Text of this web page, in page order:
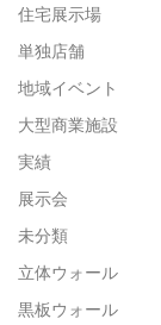
住宅展示場
単独店舗
地域イベント
大型商業施設
実績
展示会
未分類
立体ウォール
黒板ウォール